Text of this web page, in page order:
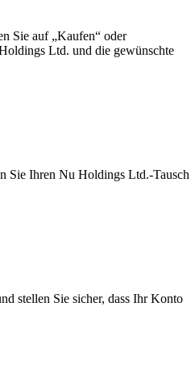
Sie auf „Kaufen“ oder
Ltd. und die gewünschte
Sie Ihren Nu Holdings Ltd.-Tausch
stellen Sie sicher, dass Ihr Konto